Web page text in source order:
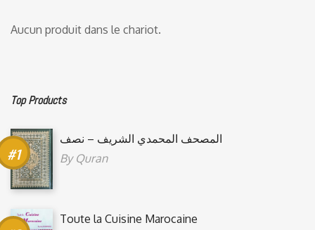
Aucun produit dans le chariot.
Top Products
المصحف المحمدي الشريف – نصف
By Quran
Toute la Cuisine Marocaine